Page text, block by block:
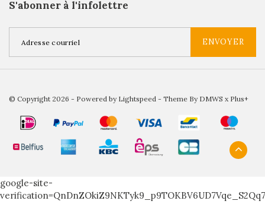
S'abonner à l'infolettre
ENVOYER
© Copyright 2026 - Powered by Lightspeed - Theme By DMWS x Plus+
google-site-